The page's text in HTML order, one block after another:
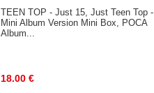
TEEN TOP - Just 15, Just Teen Top -
Mini Album Version Mini Box, POCA
Album...
18.00 €